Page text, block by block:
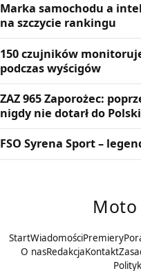
Marka samochodu a
na szczycie rankingu
150 czujników
podczas wyścigów
ZAZ 965 Zaporożec:
nigdy nie dotarł do Polski
FSO Syrena Sport –
Moto
StartWiadomościPremiery
O nasRedakcjaKontakt